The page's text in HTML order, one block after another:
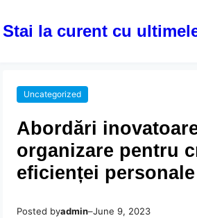
Stai la curent cu
Uncategorized
Abordări
organizare pentru
eficienței personale
Posted byadmin–June 9, 2023